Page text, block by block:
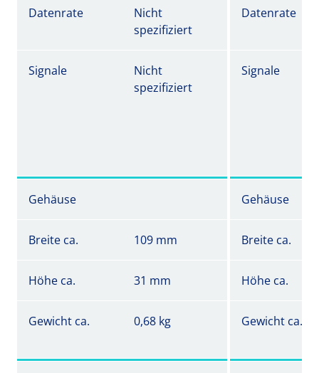
Datenrate
Nicht
spezifiziert
Datenrate
Signale
Nicht
spezifiziert
Signale
Gehäuse Gehäuse
Breite ca. 109 mm Breite ca.
Höhe ca. 31 mm Höhe ca.
Gewicht ca. 0,68 kg Gewicht ca.